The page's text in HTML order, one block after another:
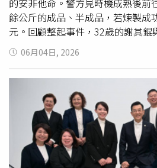
家族與杜特蒂家族的新一輪權力對
工的背景其實相當多元。也有人指
經濟拮据，不少高學歷人士同樣會
要收入與發展機會更好，就可能成
測，這名看護的家人或許曾有來台
工作環境與薪資條件，因此支持她
不少人也開始反思社會對外籍移工
為，職業無法直接代表一個人的家
人離鄉背井是為了養家，也有人是
驗，甚至單純想嘗試不同的人生。
她來台灣工作，真的只是想體驗生
的安非他命。警方見時機成熟後前
餘公斤的成品、半成品，若煉製成
元。回顧整起事件，32歲的謝其錕
職與高中肄業，卻自學化學式，更
流分享經驗，2024年謝、莊2人被
次掌握33歲的吳姓與26歲的郭姓
緝，吳男等人也要求小弟製造斷點
送貨、面交，再將藥錠剝好分別送
的偏僻鐵皮工廠與高雄市湖內區
團內的「絕命毒師」均無化工背景
高中畢業，甚至還有人僅拿到肄業
式，以4、50種合法化學原料，通
06月04日, 2026